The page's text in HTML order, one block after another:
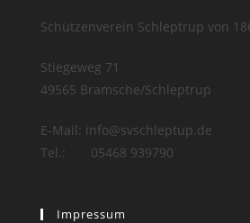
Schützenverein Schleptrup von
Stiegeweg 71
49565 Bramsche/Schleptrup
E-Mail: info@svschleptup.de
Tel.: 05468 939790
Impressum